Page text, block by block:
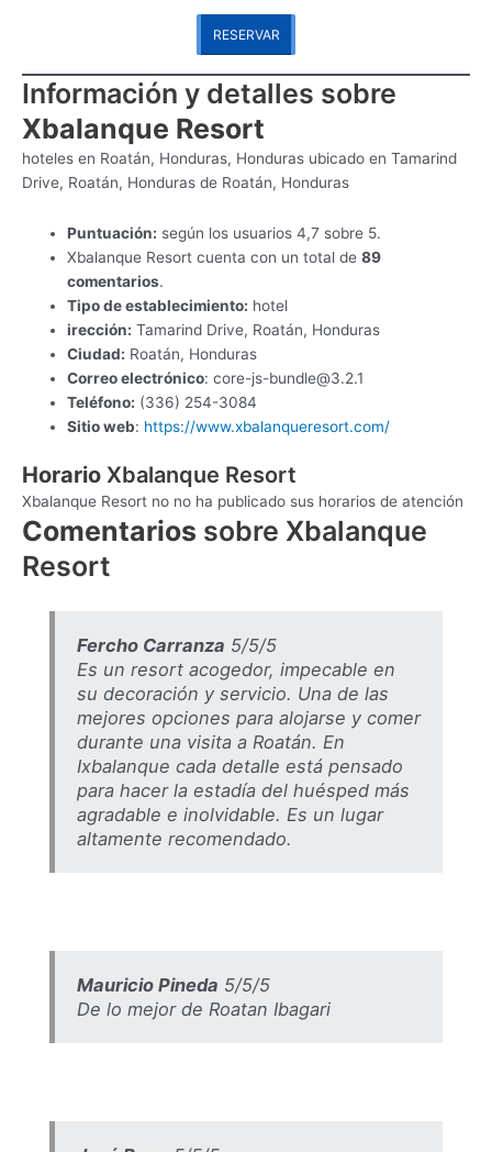
RESERVAR
Información y detalles sobre
Xbalanque Resort
hoteles en Roatán, Honduras, Honduras ubicado en Tamarind
Drive, Roatán, Honduras de Roatán, Honduras
Puntuación: según los usuarios 4,7 sobre 5.
Xbalanque Resort cuenta con un total de89
comentarios.
Tipo de establecimiento: hotel
irección: Tamarind Drive, Roatán, Honduras
Ciudad: Roatán, Honduras
Correo electrónico:core-js-bundle@3.2.1
Teléfono: (336) 254-3084
Sitio web: https://www.xbalanqueresort.com/
Horario Xbalanque Resort
Xbalanque Resort no no ha publicado sus horarios de atención
Comentarios sobre Xbalanque
Resort
Fercho Carranza 5/5/5
Es un resort acogedor, impecable en
su decoración y servicio. Una de las
mejores opciones para alojarse y comer
durante una visita a Roatán. En
Ixbalanque cada detalle está pensado
para hacer la estadía del huésped más
agradable e inolvidable. Es un lugar
altamente recomendado.
Mauricio Pineda 5/5/5
De lo mejor de Roatan Ibagari